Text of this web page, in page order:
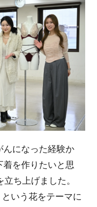
んになった経験か
着を作りたいと思
ち上げました。
いう花をテーマに